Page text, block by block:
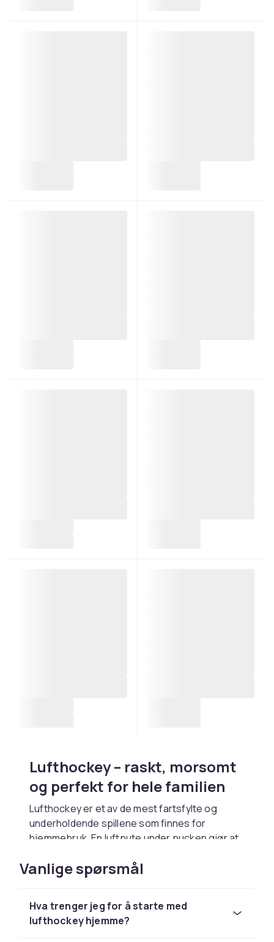
Lufthockey – raskt, morsomt
og perfekt for hele familien
Lufthockey er et av de mest fartsfylte og
underholdende spillene som finnes for
hjemmebruk. En luftpute under pucken gjør at
reflekser og godt håndlag gjelder det å stoppe
motstanderen fra å score mål. Spillet er enkelt
det til en perfekt aktivitet for alle aldre.
Lufthockey har vært populært siden 1970-
Vanlige spørsmål
Hva trenger jeg for å starte med
lufthockey hjemme?